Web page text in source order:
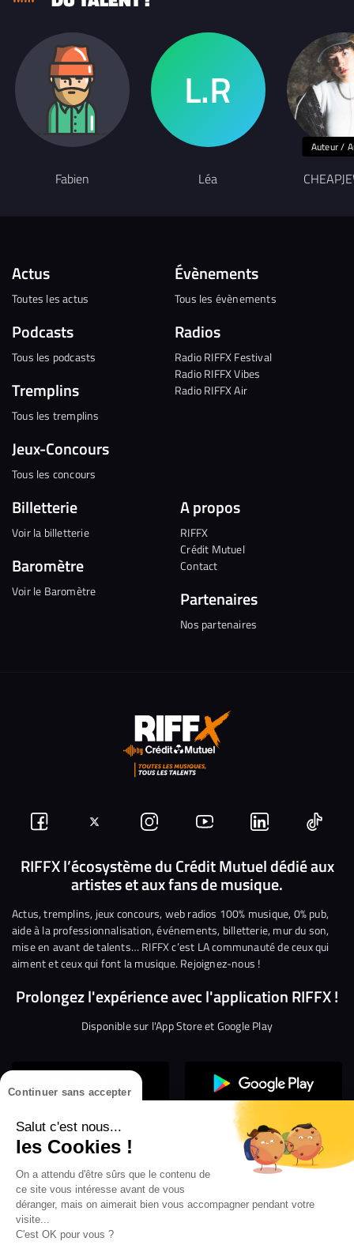
Continuer sans accepter
Salut c'est nous...
les Cookies !
On a attendu d'être sûrs que le contenu de
ce site vous intéresse avant de vous
déranger, mais on aimerait bien vous accompagner pendant votre
visite...
C'est OK pour vous ?
Fabien Léa
Auteur /
Actus
Toutes les actus
Podcasts
Tous les podcasts
Tremplins
Tous les tremplins
Jeux-Concours
Tous les concours
Évènements
Tous les évènements
Radios
Radio RIFFX Festival
Radio RIFFX Vibes
Radio RIFFX Air
Billetterie
Voir la billetterie
Baromètre
Voir le Baromètre
A propos
RIFFX
Crédit Mutuel
Contact
Partenaires
Nos partenaires
Suivez-
nous
Facebook
Suivez-
nous
sur
Twitter
Nous
rejoindre
sur
Instagram
Nous
rejoindre
sur
YouTube
Nous
rejoindre
sur
Linkedin
Nous
RIFFX l’écosystème du Crédit Mutuel dédié aux
artistes et aux fans de musique.
Actus, tremplins, jeux concours, web radios 100% musique, 0% pub,
aide à la professionnalisation, événements, billetterie, mur du son,
mise en avant de talents… RIFFX c’est LA communauté de ceux qui
aiment et ceux qui font la musique. Rejoignez-nous !
Prolongez l'expérience avec l'application RIFFX !
Disponible sur l'App Store et Google Play
Confidentialité
Gestion des cookies
Conditions générales d’utilisation
Mentions légales
les webradios RIFFX